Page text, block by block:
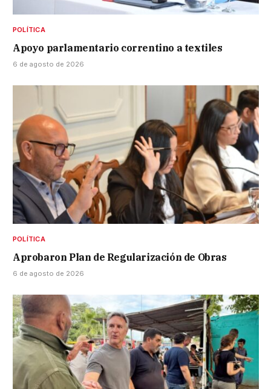
POLÍTICA
Apoyo parlamentario correntino a textiles
6 de agosto de 2026
POLÍTICA
Aprobaron Plan de Regularización de Obras
6 de agosto de 2026